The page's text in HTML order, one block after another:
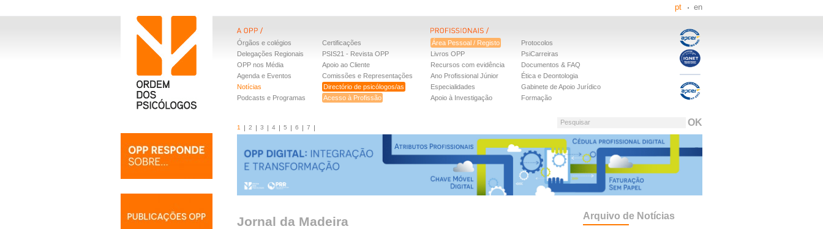
pt en
Órgãos e colégios
Delegações Regionais
OPP nos Média
Agenda e Eventos
Notícias
Podcasts e Programas
Certificações
PSIS21 - Revista OPP
Apoio ao Cliente
Comissões e Representações
Directório de psicólogos/as
Acesso à Profissão
Área Pessoal / Registo
Livros OPP
Recursos com evidência
Ano Profissional Júnior
Especialidades
Apoio à Investigação
Protocolos
PsiCarreiras
Documentos & FAQ
Ética e Deontologia
Gabinete de Apoio Jurídico
Formação
Pesquisar
1 2 3 4 5 6 7
Jornal da Madeira Arquivo de Notícias